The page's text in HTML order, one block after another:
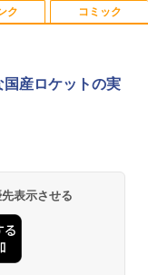
答集 2026 国公立大
オフホワイト
ホワイト
Flo Milli, ATL Jacob
Flo Milli, ATL Jacob
ク
い・ろ・は・す 2L P
ルレス 500ml ×24本
ル 静岡県産 500ミリリ
コミック
(デジタル版ビッグガ
(角川コミックス・
産ロケットの実
表示させる